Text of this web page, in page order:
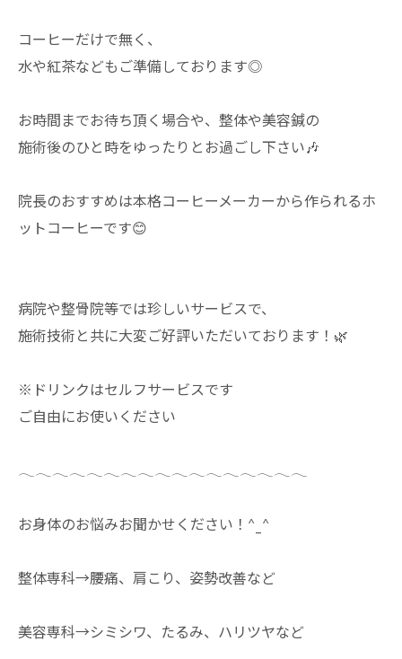
コーヒーだけで無く、
水や紅茶などもご準備しております◎
お時間までお待ち頂く場合や、整体や美容鍼の
施術後のひと時をゆったりとお過ごし下さい🎶
院長のおすすめは本格コーヒーメーカーから作られるホ
ットコーヒーです😊
病院や整骨院等では珍しいサービスで、
施術技術と共に大変ご好評いただいております！🌿
※ドリンクはセルフサービスです
ご自由にお使いください
𓂃𓂃𓂃𓂃𓂃𓂃𓂃𓂃𓂃𓂃𓂃𓂃𓂃𓂃𓂃𓂃𓂃
お身体のお悩みお聞かせください！^_^
整体専科→腰痛、肩こり、姿勢改善など
美容専科→シミシワ、たるみ、ハリツヤなど